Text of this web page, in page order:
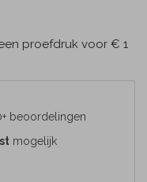
proefdruk voor € 1
beoordelingen
mogelijk